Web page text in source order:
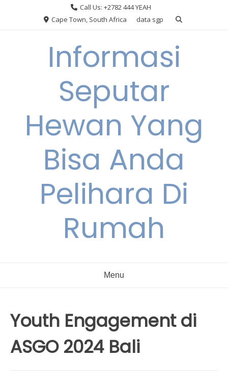
Call Us: +2782 444 YEAH
Cape Town, South Africa
data sgp
Informasi
Seputar
Hewan Yang
Bisa Anda
Pelihara Di
Rumah
Menu
Youth Engagement di
ASGO 2024 Bali